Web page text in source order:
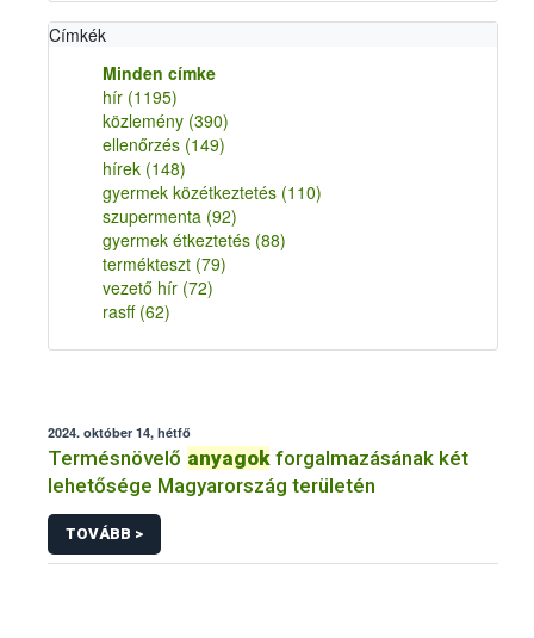
Címkék
Minden címke
hír (1195)
közlemény (390)
ellenőrzés (149)
hírek (148)
gyermek közétkeztetés (110)
szupermenta (92)
gyermek étkeztetés (88)
termékteszt (79)
vezető hír (72)
rasff (62)
2024. október 14, hétfő
Termésnövelő anyagok forgalmazásának két
lehetősége Magyarország területén
TOVÁBB >